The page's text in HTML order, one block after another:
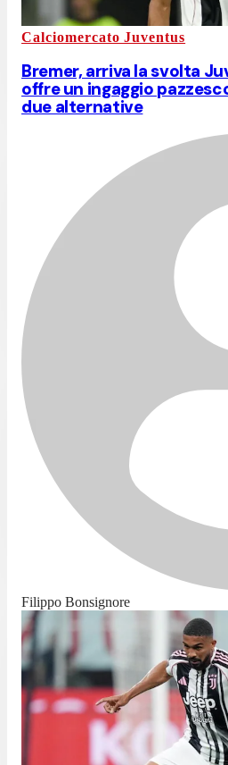
Calciomercato Juventus
Bremer, arriva la svolta
offre un ingaggio
due alternative
Filippo Bonsignore